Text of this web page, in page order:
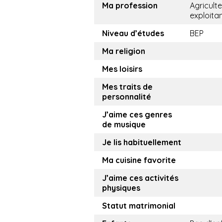
Ma profession
Niveau d’études
BEP
Ma religion
Mes loisirs
Mes traits de
personnalité
J’aime ces genres
de musique
Je lis habituellement
Ma cuisine favorite
J’aime ces activités
physiques
Statut matrimonial